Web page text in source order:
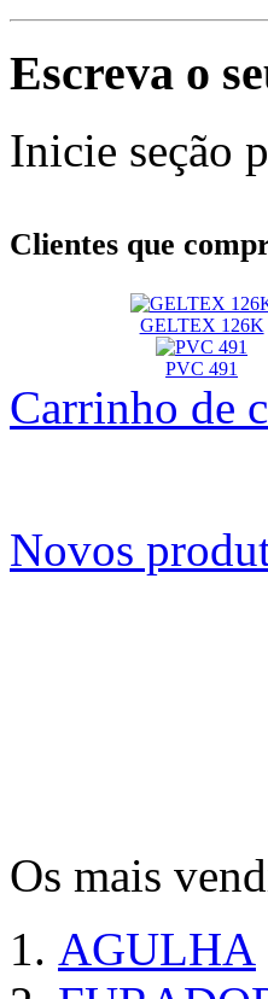
Escreva o
Inicie seção
Clientes que
GELTEX 126K
PVC 491
Carrinho de
Novos
Os mais
AGULHA